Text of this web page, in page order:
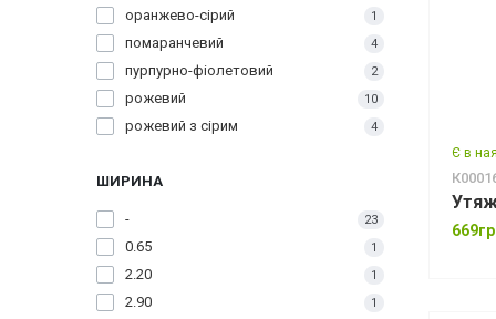
оранжево-сірий 1
помаранчевий 4
пурпурно-фіолетовий 2
рожевий 10
рожевий з сірим 4
фіолетовий
ШИРИНА
- 23
0.65 1
2.20 1
2.90 1
Є в